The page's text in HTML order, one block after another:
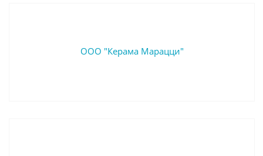
ООО "Керама Марацци"